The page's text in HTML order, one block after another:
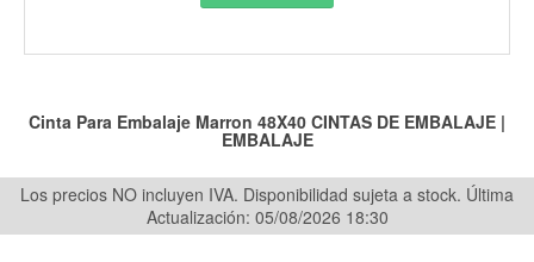
Cinta Para Embalaje Marron 48X40 CINTAS DE EMBALAJE |
EMBALAJE
Los precios NO incluyen IVA. Disponibilidad sujeta a stock. Última
Actualización: 05/08/2026 18:30